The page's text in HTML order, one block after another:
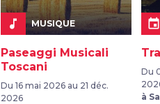
music_note MUSIQUE
Paseaggi Musicali
Toscani
Du 16 mai 2026 au 21 déc.
2026
Du
à